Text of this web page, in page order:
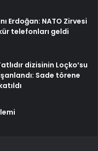
Erdoğan: NATO Zirvesi
telefonları geldi
dizisinin Loçko’su
Sade törene